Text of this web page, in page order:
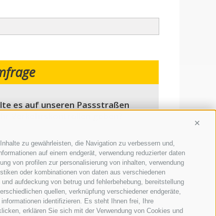
zu gewährleisten, die Navigation zu verbessern und,
auf einem endgerät, verwendung reduzierter daten
von profilen zur personalisierung von inhalten, verwendung
oder kombinationen von daten aus verschiedenen
aufdeckung von betrug und fehlerbehebung, bereitstellung
quellen, verknüpfung verschiedener endgeräte,
identifizieren. Es steht Ihnen frei, Ihre
erklären Sie sich mit der Verwendung von Cookies und
es auf unseren Passstraßen
ABSTIMMEN Archiv